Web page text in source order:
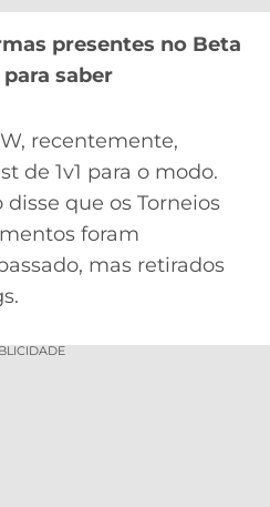
presentes no Beta
para saber
recentemente,
de 1v1 para o modo.
que os Torneios
foram
mas retirados